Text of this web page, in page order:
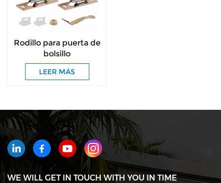
Rodillo para puerta de
bolsillo
LEER MÁS
WE WILL GET IN TOUCH WITH YOU IN TIME